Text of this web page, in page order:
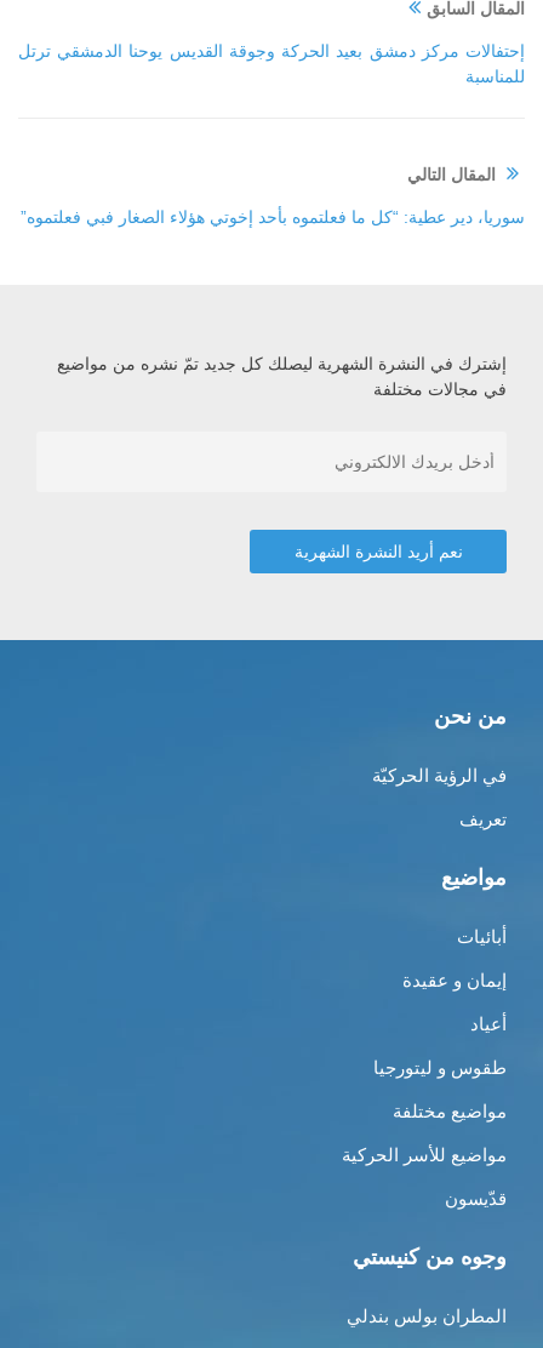
المقال السابق
إحتفالات مركز دمشق بعيد الحركة وجوقة القديس يوحنا الدمشقي ترتل
للمناسبة
المقال التالي
سوريا، دير عطية: “كل ما فعلتموه بأحد إخوتي هؤلاء الصغار فبي فعلتموه”
إشترك في النشرة الشهرية ليصلك كل جديد تمّ نشره من مواضيع
في مجالات مختلفة
من نحن
في الرؤية الحركيّة
تعريف
مواضيع
أبائيات
إيمان و عقيدة
أعياد
طقوس و ليتورجيا
مواضيع مختلفة
مواضيع للأسر الحركية
قدّيسون
وجوه من كنيستي
المطران بولس بندلي